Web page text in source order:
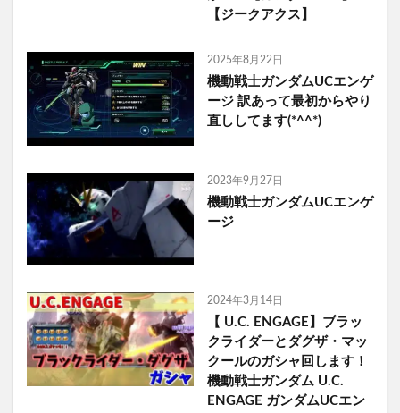
【ジークアクス】
2025年8月22日
機動戦士ガンダムUCエンゲ
ージ 訳あって最初からやり
直ししてます(*^^*)
2023年9月27日
機動戦士ガンダムUCエンゲ
ージ
2024年3月14日
【 U.C. ENGAGE】ブラッ
クライダーとダグザ・マッ
クールのガシャ回します！
機動戦士ガンダム U.C.
ENGAGE ガンダムUCエン